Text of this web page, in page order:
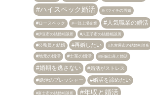
ハイスペック婚活 バツイチの再婚
ロースペック 一部上場企業 人気職業の婚活
伊豆市の結婚相談所 八王子市の結婚相談所
公務員と結婚 再婚したい 名古屋市の結婚相談所
地元の婚活 士業の婚活 妊娠出産と婚活
婚期を逃さない 婚活がストレス
婚活のプレッシャー 婚活を諦めたい
富士市の結婚相談所 年収と婚活